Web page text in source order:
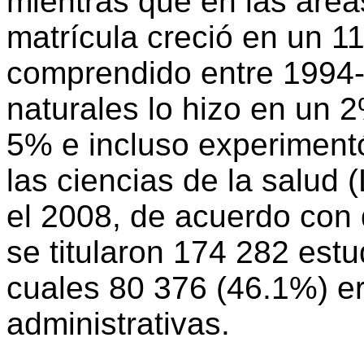
matrícula creció en un
comprendido entre
naturales lo hizo en un
5% e incluso
las ciencias de la salud
el 2008, de acuerdo
se titularon 174 282
cuales 80 376 (46.1%)
administrativas.